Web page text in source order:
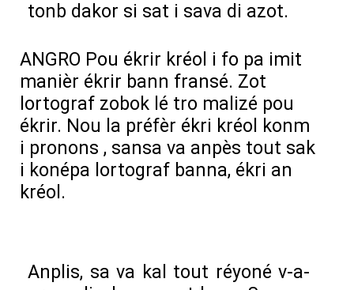
tonb dakor si sat i sava di azot.
ANGRO Pou ékrir kréol i fo pa imit
manièr ékrir bann fransé. Zot
lortograf zobok lé tro malizé pou
ékrir. Nou la préfèr ékri kréol konm
i pronons , sansa va anpès tout sak
i konépa lortograf banna, ékri an
kréol.
Anplis, sa va kal tout réyoné v-a-